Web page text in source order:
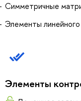
Симметричные
Элементы
Элементы